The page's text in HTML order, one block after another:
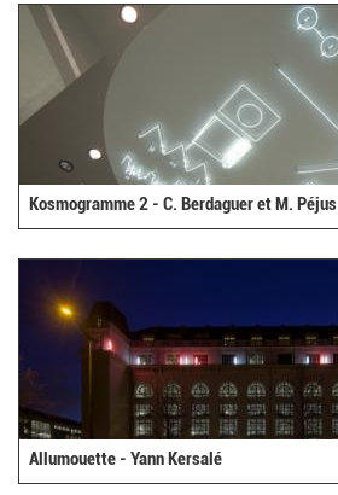
Kosmogramme 2 - C. Berdaguer et M. Péjus
Allumouette - Yann Kersalé